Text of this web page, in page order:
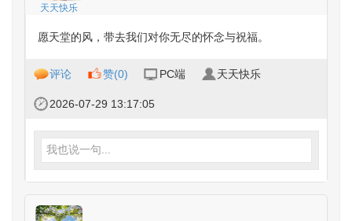
天天快乐
愿天堂的风，带去我们对你无尽的怀念与祝福。
评论 赞(0) PC端 天天快乐
2026-07-29 13:17:05
我也说一句...